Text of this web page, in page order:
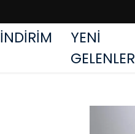
İNDİRİM
YENİ
GELENLER